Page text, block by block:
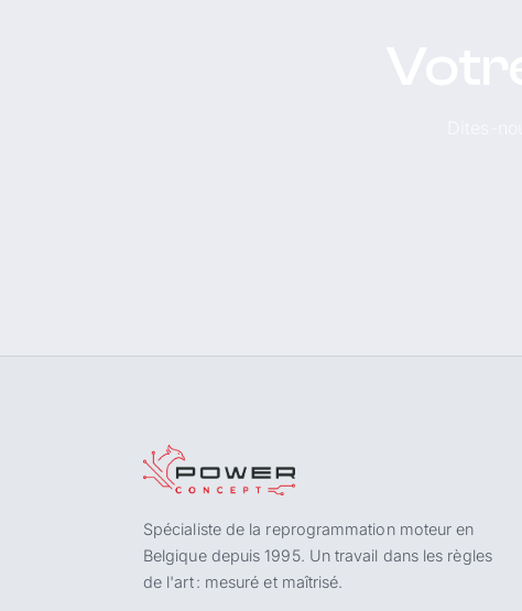
Spécialiste de la reprogrammation moteur en
Belgique depuis 1995. Un travail dans les règles
de l'art : mesuré et maîtrisé.